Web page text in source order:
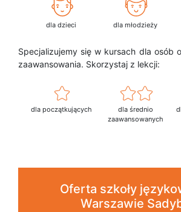
dla dzieci dla młodzieży
Specjalizujemy się w kursach dla osób
zaawansowania. Skorzystaj z lekcji:
dla początkujących
dla średnio
zaawansowanych
Oferta szkoły
Warszawie